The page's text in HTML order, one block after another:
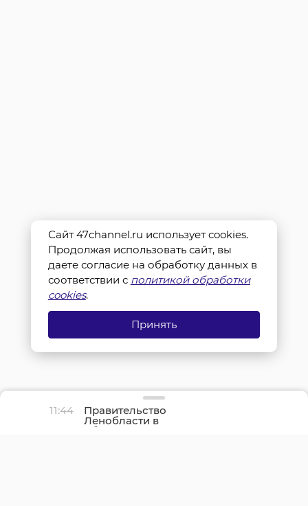
11:44 Правительство
Ленобласти в
обращении напомнило
Сайт 47channel.ru использует cookies.
Продолжая использовать сайт, вы
даете согласие на обработку данных в
соответствии с политикой обработки
cookies.
Принять